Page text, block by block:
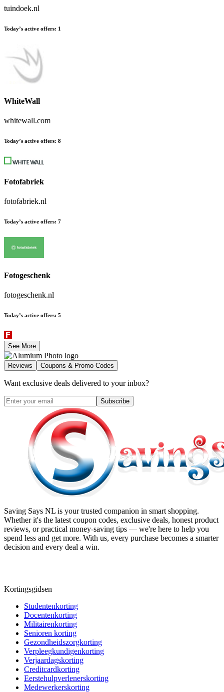
tuindoek.nl
Today’s active offers: 1
WhiteWall
whitewall.com
Today’s active offers: 8
Fotofabriek
fotofabriek.nl
Today’s active offers: 7
Fotogeschenk
fotogeschenk.nl
Today’s active offers: 5
See More
Reviews Coupons & Promo Codes
Want exclusive deals delivered to your inbox?
Subscribe
Saving Says NL is your trusted companion in smart shopping.
Whether it's the latest coupon codes, exclusive deals, honest product
reviews, or practical money-saving tips — we're here to help you
spend less and get more. With us, every purchase becomes a smarter
decision and every deal a win.
Kortingsgidsen
Studentenkorting
Docentenkorting
Militairenkorting
Senioren korting
Gezondheidszorgkorting
Verpleegkundigenkorting
Verjaardagskorting
Creditcardkorting
Eerstehulpverlenerskorting
Medewerkerskorting